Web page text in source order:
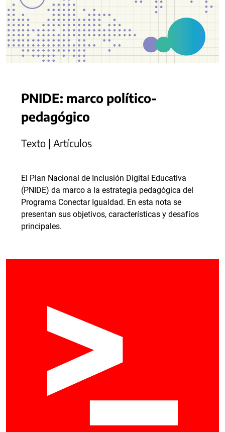
PNIDE: marco político-
pedagógico
Texto | Artículos
El Plan Nacional de Inclusión Digital Educativa
(PNIDE) da marco a la estrategia pedagógica del
Programa Conectar Igualdad. En esta nota se
presentan sus objetivos, características y desafíos
principales.